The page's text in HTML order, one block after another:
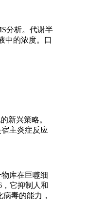
分析。代谢半
中的浓度。口
新兴策略。
主炎症反应
库在巨噬细
，它抑制人和
毒的能力，